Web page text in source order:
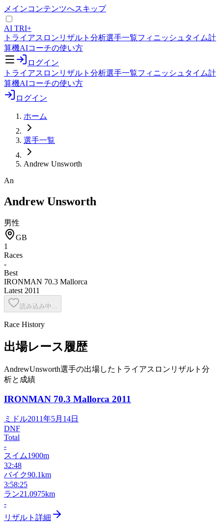
メインコンテンツへスキップ
AI TRI+
トライアスロンリザルト分析選手一覧フィニッシュタイム計
算機AIコーチの使い方
ログイン
トライアスロンリザルト分析選手一覧フィニッシュタイム計
算機AIコーチの使い方
ログイン
ホーム
選手一覧
Andrew Unsworth
An
Andrew Unsworth
男性
GB
1
Races
-
Best
IRONMAN 70.3 Mallorca
Latest 2011
読み込み中...
Race History
出場レース履歴
AndrewUnsworth選手の出場したトライアスロンリザルト分
析と成績
IRONMAN 70.3 Mallorca 2011
ミドル2011年5月14日
DNF
Total
-
スイム1900m
32:48
バイク90.1km
3:58:25
ラン21.0975km
-
リザルト詳細